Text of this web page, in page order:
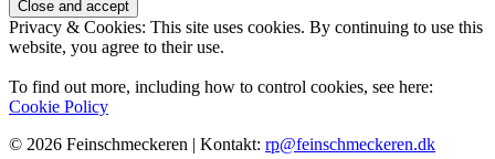
Privacy & Cookies: This site uses cookies. By continuing to use this
website, you agree to their use.
To find out more, including how to control cookies, see here:
Cookie Policy
© 2026 Feinschmeckeren | Kontakt: rp@feinschmeckeren.dk